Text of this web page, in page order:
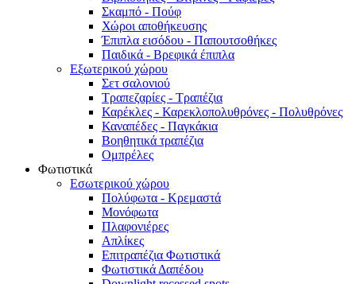
Σκαμπό - Πούφ
Χώροι αποθήκευσης
Έπιπλα εισόδου - Παπουτσοθήκες
Παιδικά - Βρεφικά έπιπλα
Εξωτερικού χώρου
Σετ σαλονιού
Τραπεζαρίες - Τραπέζια
Καρέκλες - Καρεκλοπολυθρόνες - Πολυθρόνες
Καναπέδες - Παγκάκια
Βοηθητικά τραπέζια
Ομπρέλες
Φωτιστικά
Εσωτερικού χώρου
Πολύφωτα - Κρεμαστά
Μονόφωτα
Πλαφονιέρες
Απλίκες
Επιτραπέζια Φωτιστικά
Φωτιστικά Δαπέδου